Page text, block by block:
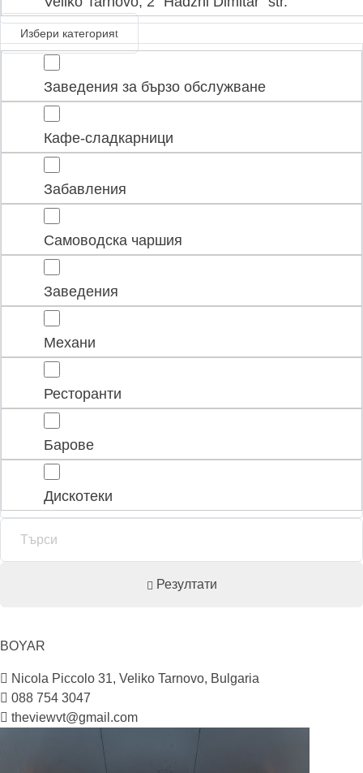
Избери категория
Заведения за бързо обслужване
Кафе-сладкарници
Забавления
Самоводска чаршия
Заведения
Механи
Ресторанти
Барове
Дискотеки
Резултати
BOYAR
Nicola Piccolo 31, Veliko Tarnovo, Bulgaria
088 754 3047
theviewvt@gmail.com